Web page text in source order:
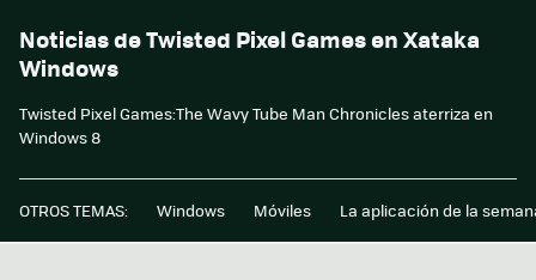
Noticias de Twisted Pixel Games en Xataka
Windows
Twisted Pixel Games:The Wavy Tube Man Chronicles aterriza en
Windows 8
OTROS TEMAS: Windows Móviles La aplicación de la